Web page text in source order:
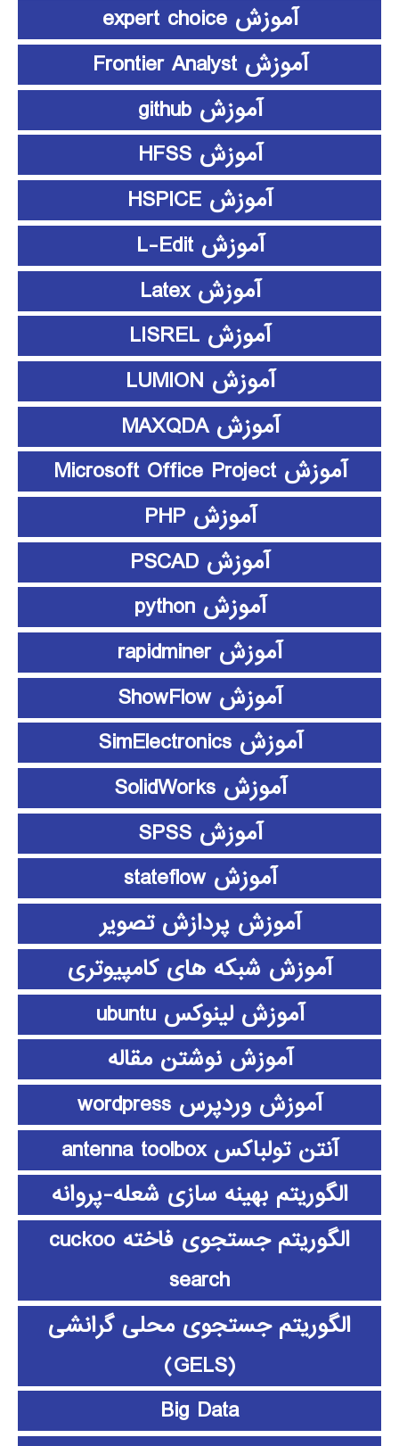
آموزش expert choice
آموزش Frontier Analyst
آموزش github
آموزش HFSS
آموزش HSPICE
آموزش L-Edit
آموزش Latex
آموزش LISREL
آموزش LUMION
آموزش MAXQDA
آموزش Microsoft Office Project
آموزش PHP
آموزش PSCAD
آموزش python
آموزش rapidminer
آموزش ShowFlow
آموزش SimElectronics
آموزش SolidWorks
آموزش SPSS
آموزش stateflow
آموزش پردازش تصویر
آموزش شبکه های کامپیوتری
آموزش لینوکس ubuntu
آموزش نوشتن مقاله
آموزش وردپرس wordpress
آنتن تولباکس antenna toolbox
الگوریتم بهینه سازی شعله-پروانه
الگوریتم جستجوی فاخته cuckoo
search
الگوریتم جستجوی محلی گرانشی
(GELS)
Big Data